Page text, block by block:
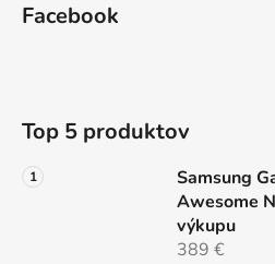
v
k
Facebook
Top 5 produktov
Samsung
Awesome
výkupu
389 €